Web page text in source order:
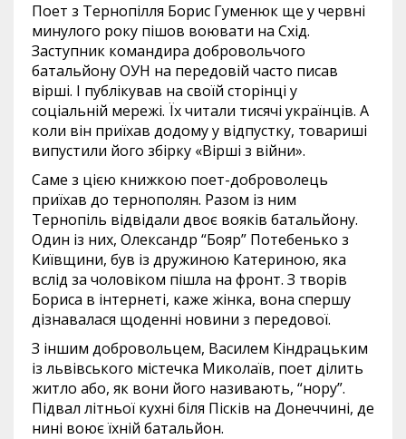
Поет з Тернопілля Борис Гуменюк ще у червні
минулого року пішов воювати на Схід.
Заступник командира добровольчого
батальйону ОУН на передовій часто писав
вірші. І публікував на своїй сторінці у
соціальній мережі. Їх читали тисячі українців. А
коли він приїхав додому у відпустку, товариші
випустили його збірку «Вірші з війни».
Саме з цією книжкою поет-доброволець
приїхав до тернополян. Разом із ним
Тернопіль відвідали двоє вояків батальйону.
Один із них, Олександр “Бояр” Потебенько з
Київщини, був із дружиною Катериною, яка
вслід за чоловіком пішла на фронт. З творів
Бориса в інтернеті, каже жінка, вона спершу
дізнавалася щоденні новини з передової.
З іншим добровольцем, Василем Кіндрацьким
із львівського містечка Миколаїв, поет ділить
житло або, як вони його називають, “нору”.
Підвал літньої кухні біля Пісків на Донеччині, де
нині воює їхній батальйон.